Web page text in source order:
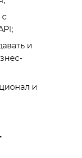
и
и